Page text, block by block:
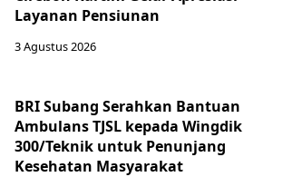
Layanan Pensiunan
3 Agustus 2026
BRI Subang Serahkan Bantuan
Ambulans TJSL kepada Wingdik
300/Teknik untuk Penunjang
Kesehatan Masyarakat ​